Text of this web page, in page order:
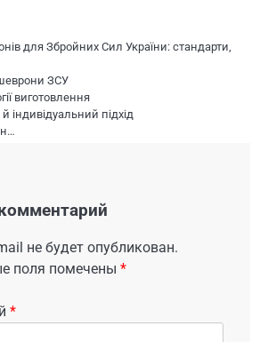
для Збройних Сил України: стандарти,
ЗСУ
виготовлення
індивідуальний підхід
не будет опубликован.
поля помечены *
*